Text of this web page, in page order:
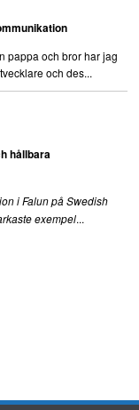
pappa och bror har jag
och des...
hållbara
i Falun på Swedish
exempel...